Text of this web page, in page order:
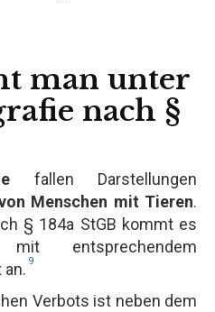
man unter
nach §
fallen Darstellungen
Menschen mit Tieren.
§ 184a StGB kommt es
entsprechendem
9
Verbots ist neben dem